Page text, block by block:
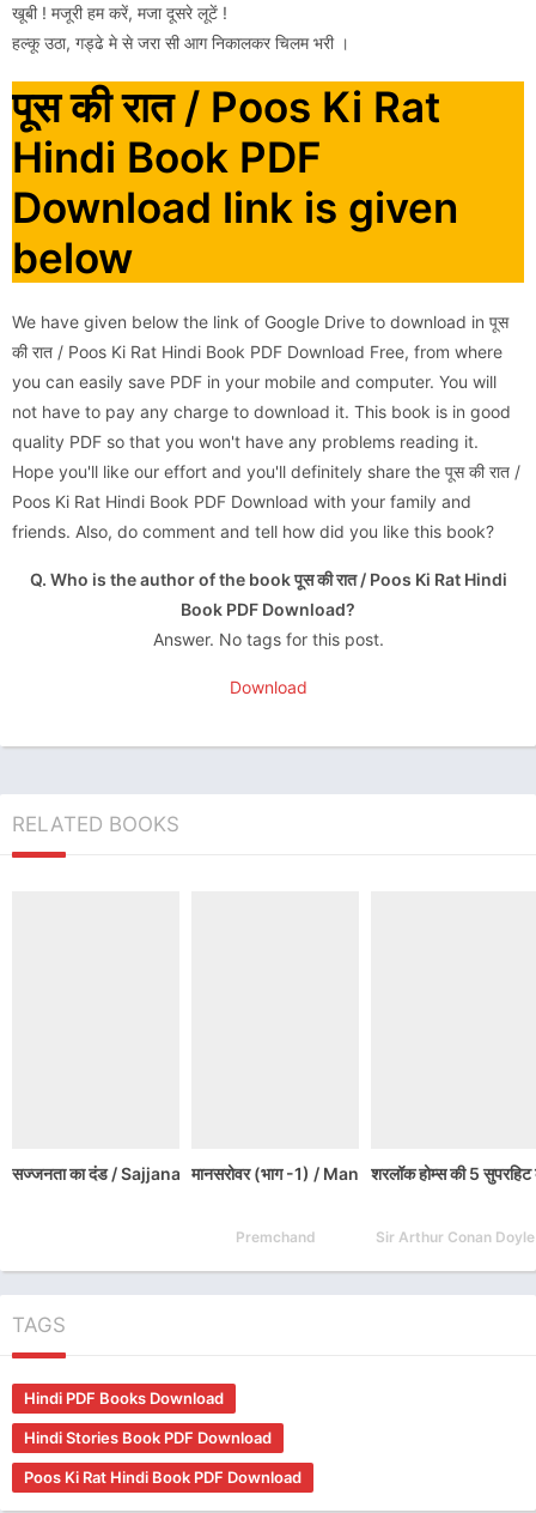
खूबी ! मजूरी हम करें, मजा दूसरे लूटें !
हल्कू उठा, गड्ढे मे से जरा सी आग निकालकर चिलम भरी ।
पूस की रात / Poos Ki Rat
Hindi Book PDF
Download link is given
below
We have given below the link of Google Drive to download in पूस
की रात / Poos Ki Rat Hindi Book PDF Download Free, from where
you can easily save PDF in your mobile and computer. You will
not have to pay any charge to download it. This book is in good
quality PDF so that you won't have any problems reading it.
Hope you'll like our effort and you'll definitely share the पूस की रात /
Poos Ki Rat Hindi Book PDF Download with your family and
friends. Also, do comment and tell how did you like this book?
Q. Who is the author of the book पूस की रात / Poos Ki Rat Hindi
Book PDF Download?
Answer. No tags for this post.
Download
RELATED BOOKS
सज्जनता का दंड / Sajjanata Ka Dand Hindi Book PDF Download
मानसरोवर (भाग -1) / Mansarovar – Part 1 PDF
Premchand
शरलॉक होम्स की 5
Sir Arthur Conan Doyle
TAGS
Hindi PDF Books Download
Hindi Stories Book PDF Download
Poos Ki Rat Hindi Book PDF Download